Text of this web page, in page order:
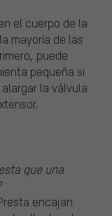
el cuerpo de la
mayoría de las
puede
pequeña si
la válvula
que una
encajan